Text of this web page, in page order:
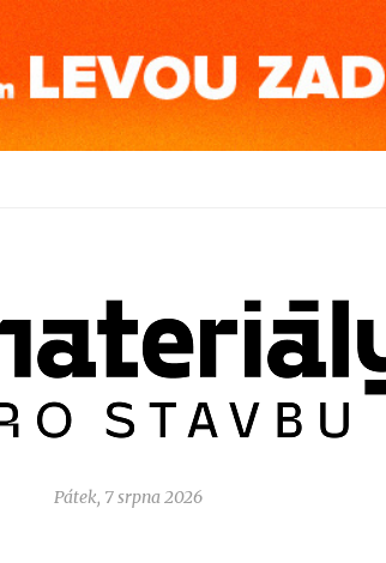
Pátek, 7 srpna 2026